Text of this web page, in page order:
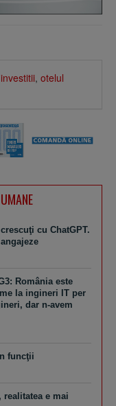
investitii, otelul
cu ChatGPT.
România este
la ingineri IT per
dar n-avem
funcţii
e mai